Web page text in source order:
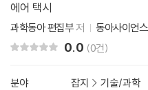
에어 택시
과학동아 편집부저 동아사이언스
0.0 (0건)
분야 잡지 > 기술/과학